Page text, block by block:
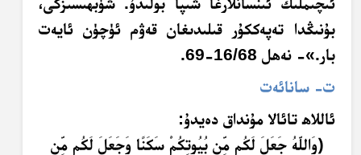
بۇنىڭدا تەپەككۇر قىلىدىغان قەۋم ئۈچۈن ئايەت
بار.»- نەھل 16/68-69.
ت-سانائەت
ئاللاھ تائالا مۇنداق دەيدۇ:
﴿واللّهُ جعل لكم من بيوتكم سكنا وجعل لكم من